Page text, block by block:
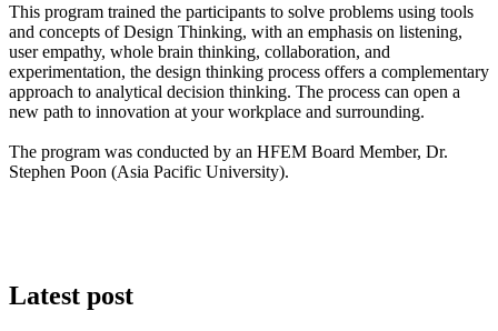
This program trained the participants to solve problems using tools
and concepts of Design Thinking, with an emphasis on listening,
user empathy, whole brain thinking, collaboration, and
experimentation, the design thinking process offers a complementary
approach to analytical decision thinking. The process can open a
new path to innovation at your workplace and surrounding.
The program was conducted by an HFEM Board Member, Dr.
Stephen Poon (Asia Pacific University).
Latest post